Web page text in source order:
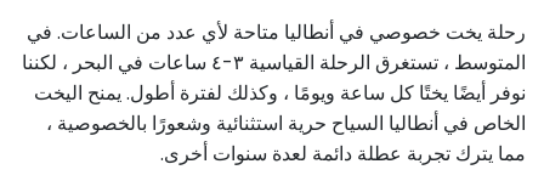
رحلة يخت خصوصي في أنطاليا متاحة لأي عدد من الساعات. في
المتوسط ، تستغرق الرحلة القياسية ٣-٤ ساعات في البحر ، لكننا
نوفر أيضًا يختًا كل ساعة ويومًا ، وكذلك لفترة أطول. يمنح اليخت
الخاص في أنطاليا السياح حرية استثنائية وشعورًا بالخصوصية ،
مما يترك تجربة عطلة دائمة لعدة سنوات أخرى.